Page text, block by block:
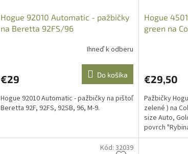
Hogue 92010 Automatic - pažbičky
na Beretta 92FS/96
Ihneď k odberu
€29 Do košíka
Hogue 92010 Automatic - pažbičky na pištoľ
Beretta 92F, 92FS, 92SB, 96, M-9.
Hogue
green na
€29,50
Pažbičky
zelené ) na
size Auto,
povrch
Kód: 32039